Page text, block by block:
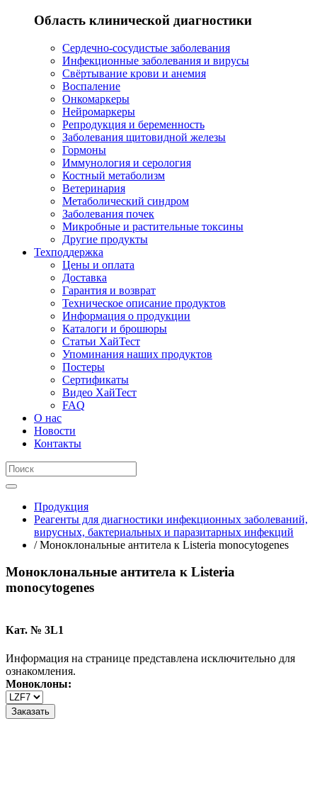
Область клинической диагностики
Сердечно-сосудистые заболевания
Инфекционные заболевания и вирусы
Свёртывание крови и анемия
Воспаление
Онкомаркеры
Нейромаркеры
Репродукция и беременность
Заболевания щитовидной железы
Гормоны
Иммунология и серология
Костный метаболизм
Ветеринария
Метаболический синдром
Заболевания почек
Микробные и растительные токсины
Другие продукты
Техподдержка
Цены и оплата
Доставка
Гарантия и возврат
Техническое описание продуктов
Информация о продукции
Каталоги и брошюры
Статьи ХайТест
Упоминания наших продуктов
Постеры
Сертификаты
Видео ХайТест
FAQ
О нас
Новости
Контакты
Продукция
Реагенты для диагностики инфекционных заболеваний,
вирусных, бактериальных и паразитарных инфекций
/ Моноклональные антитела к Listeria monocytogenes
Моноклональные антитела к Listeria
monocytogenes
Кат. № 3L1
Информация на странице представлена исключительно для
ознакомления.
Моноклоны:
Заказать